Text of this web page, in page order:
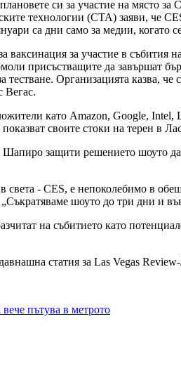
си за участие на място
технологии (CTA) заяви, че
са дни само за медии,
ваксинация за участие в
присъстващите да завършат
тестване. Организацията казва,
Вегас.
като Amazon, Google,
своите стоки на терен в
защити решението шоуто
света - CES, е непоколебимо в
шоуто до три дни и
на събитието като
статия за Las Vegas
пътува в метрото